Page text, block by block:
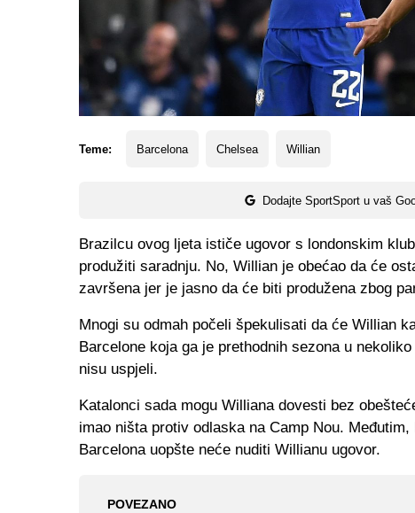
Teme: Barcelona Chelsea Willian
Dodajte SportSport u vaš
Brazilcu ovog ljeta ističe ugovor s londonskim
produžiti saradnju. No, Willian je obećao da će
završena jer je jasno da će biti produžena zbog
Mnogi su odmah počeli špekulisati da će Willian
Barcelone koja ga je prethodnih sezona u
nisu uspjeli.
Katalonci sada mogu Williana dovesti bez
imao ništa protiv odlaska na Camp Nou.
Barcelona uopšte neće nuditi Willianu ugovor.
POVEZANO